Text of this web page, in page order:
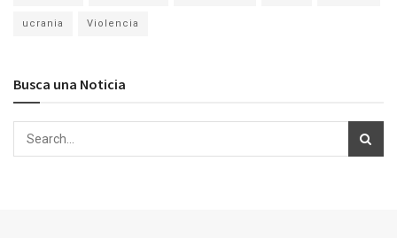
ucrania Violencia
Busca una Noticia